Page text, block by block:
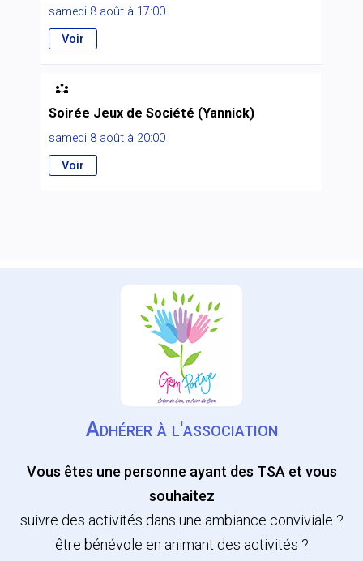
samedi 8 août à 17:00
Voir

Soirée Jeux de Société (Yannick)
samedi 8 août à 20:00
Voir
Adhérer à l'association
Vous êtes une personne ayant des TSA et vous
souhaitez
suivre des activités dans une ambiance conviviale ?
être bénévole en animant des activités ?